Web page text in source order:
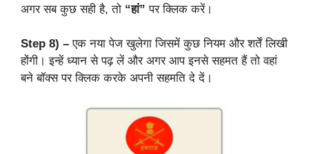
अगर सब कुछ सही है, तो “हां” पर क्लिक करें।
Step 8) – एक नया पेज खुलेगा जिसमें कुछ नियम और शर्तें लिखी
होंगी। इन्हें ध्यान से पढ़ लें और अगर आप इनसे सहमत हैं तो वहां
बने बॉक्स पर क्लिक करके अपनी सहमति दे दें।